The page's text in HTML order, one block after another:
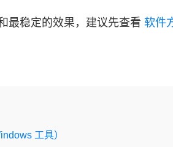
最稳定的效果，建议先查看 软件
工具）